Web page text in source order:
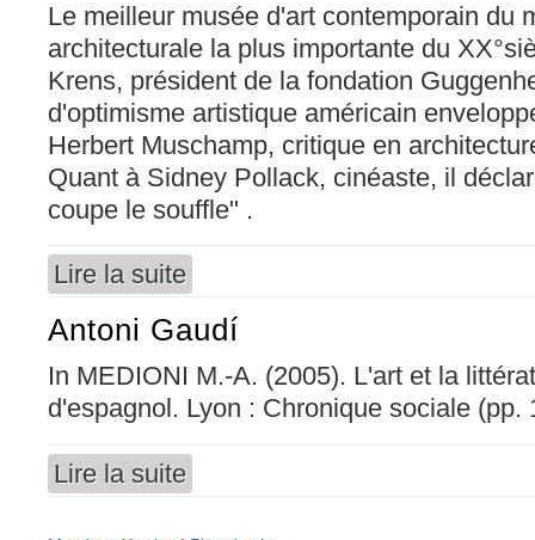
Le meilleur musée d'art contemporain du
architecturale la plus importante du
Krens, président de la fondation
d'optimisme artistique américain
Herbert Muschamp, critique en
Quant à Sidney Pollack, cinéaste, il
coupe le souffle" .
Lire la suite
Antoni Gaudí
In MEDIONI M.-A. (2005). L'art et la
d'espagnol. Lyon : Chronique sociale (pp.
Lire la suite